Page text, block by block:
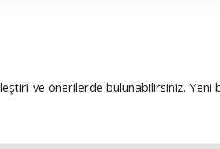
ve önerilerde bulunabilirsiniz. Yeni